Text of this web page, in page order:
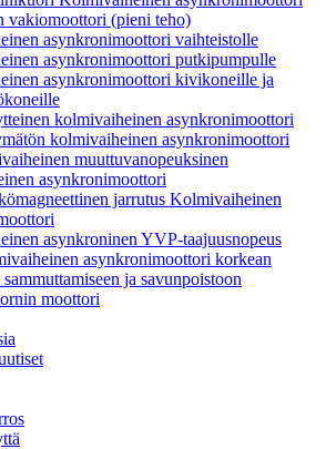
vakiomoottori (pieni teho)
asynkronimoottori vaihteistolle
asynkronimoottori putkipumpulle
asynkronimoottori kivikoneille ja
kolmivaiheinen asynkronimoottori
kolmivaiheinen asynkronimoottori
muuttuvanopeuksinen
asynkronimoottori
jarrutus Kolmivaiheinen
asynkroninen YVP-taajuusnopeus
asynkronimoottori korkean
ja savunpoistoon
moottori